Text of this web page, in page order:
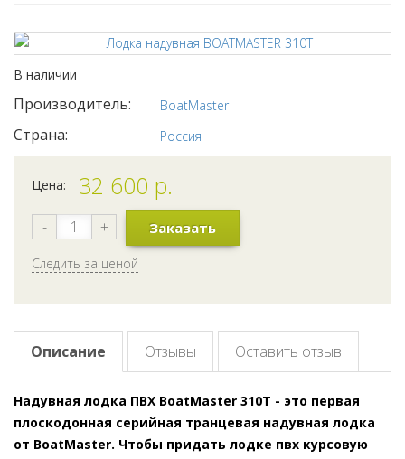
В наличии
Производитель: BoatMaster
Страна: Россия
Цена: 32 600 р.
- + Заказать
Следить за ценой
Описание Отзывы Оставить отзыв
Надувная лодка ПВХ BoatMaster 310T - это первая
плоскодонная серийная транцевая надувная лодка
от BoatMaster. Чтобы придать лодке пвх курсовую